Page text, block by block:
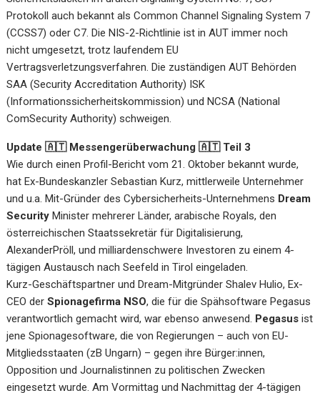
Protokoll auch bekannt als Common Channel Signaling System 7
(CCSS7) oder C7. Die NIS-2-Richtlinie ist in AUT immer noch
nicht umgesetzt, trotz laufendem EU
Vertragsverletzungsverfahren. Die zuständigen AUT Behörden
SAA (Security Accreditation Authority) ISK
(Informationssicherheitskommission) und NCSA (National
ComSecurity Authority) schweigen.
Update 🇦🇹 Messengerüberwachung 🇦🇹 Teil 3
Wie durch einen Profil-Bericht vom 21. Oktober bekannt wurde,
hat Ex-Bundeskanzler Sebastian Kurz, mittlerweile Unternehmer
und u.a. Mit-Gründer des Cybersicherheits-Unternehmens Dream
Security Minister mehrerer Länder, arabische Royals, den
österreichischen Staatssekretär für Digitalisierung,
AlexanderPröll, und milliardenschwere Investoren zu einem 4-
tägigen Austausch nach Seefeld in Tirol eingeladen.
Kurz-Geschäftspartner und Dream-Mitgründer Shalev Hulio, Ex-
CEO derSpionagefirma NSO, die für die Spähsoftware Pegasus
verantwortlich gemacht wird, war ebenso anwesend. Pegasus ist
jene Spionagesoftware, die von Regierungen – auch von EU-
Mitgliedsstaaten (zB Ungarn) – gegen ihre Bürger:innen,
Opposition und Journalistinnen zu politischen Zwecken
eingesetzt wurde. Am Vormittag und Nachmittag der 4-tägigen